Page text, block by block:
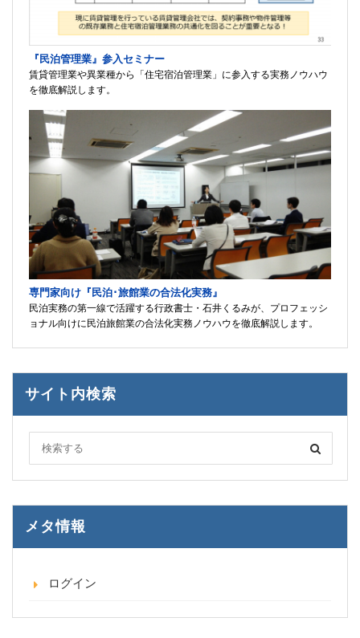
『民泊管理業』参入セミナー
賃貸管理業や異業種から「住宅宿泊管理業」に参入する実務ノウハウ
を徹底解説します。
専門家向け『民泊･旅館業の合法化実務』
民泊実務の第一線で活躍する行政書士・石井くるみが、プロフェッシ
ョナル向けに民泊旅館業の合法化実務ノウハウを徹底解説します。
サイト内検索
メタ情報
ログイン